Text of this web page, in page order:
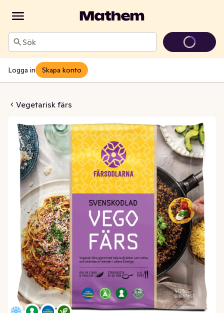
Sök
Logga in Skapa konto
Vegetarisk färs
Fryst